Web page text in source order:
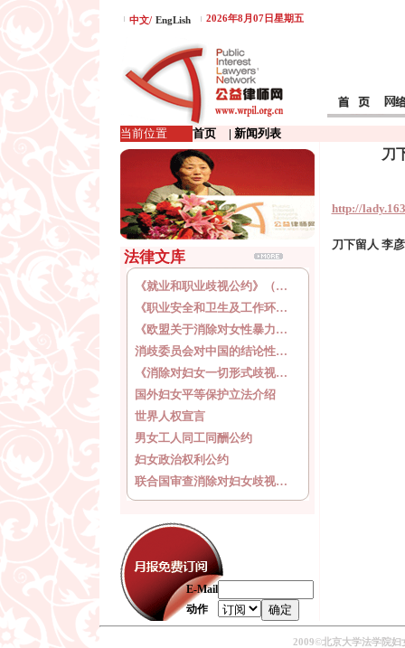
中文/ EngLish 2026年8月07日星期五
当前位置 首页 | 新闻列表
法律文库
《就业和职业歧视公约》（…
《职业安全和卫生及工作环…
《欧盟关于消除对女性暴力…
消歧委员会对中国的结论性…
《消除对妇女一切形式歧视…
国外妇女平等保护立法介绍
世界人权宣言
男女工人同工同酬公约
妇女政治权利公约
联合国审查消除对妇女歧视…
E-Mail
动作
刀
http://
刀下留人 李
2009©北京大学法学院